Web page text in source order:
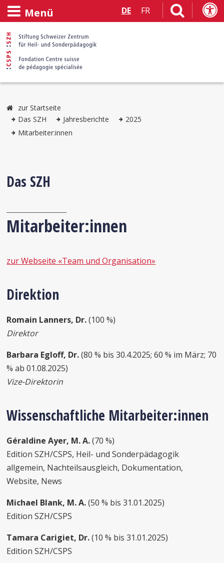
Menü DE FR
zur Startseite
Das SZH
Jahresberichte
2025
Mitarbeiter:innen
Das SZH
Mitarbeiter:innen
zur Webseite «Team und Organisation»
Direktion
Romain Lanners, Dr.(100 %)
Direktor
Barbara Egloff, Dr.(80 % bis 30.4.2025; 60 % im März; 70
% ab 01.08.2025)
Vize-Direktorin
Wissenschaftliche Mitarbeiter:innen
Géraldine Ayer, M. A.(70 %)
Edition SZH/CSPS, Heil- und Sonderpädagogik
allgemein, Nachteilsausgleich, Dokumentation,
Website, News
Michael Blank, M. A.(50 % bis 31.01.2025)
Edition SZH/CSPS
Tamara Carigiet, Dr.(10 % bis 31.01.2025)
Edition SZH/CSPS